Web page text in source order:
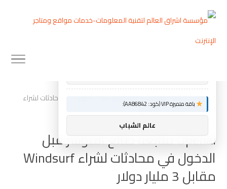
Openai متابعة صانع المؤشر قبل الدخول في محادثات لشراء
Windsurf مقابل 3 مليار دولار
Openai متابعة صانع المؤشر قبل
الدخول في محادثات لشراء Windsurf
مقابل 3 مليار دولار
توصيات : ×
باقة متميزة VIP (كود: AA86842):
عالم الشباب